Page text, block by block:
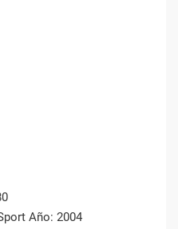
Año: 2004